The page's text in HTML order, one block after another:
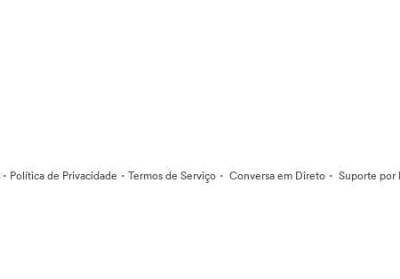
· Política de Privacidade · Termos de Serviço · Conversa em Direto · Suporte por